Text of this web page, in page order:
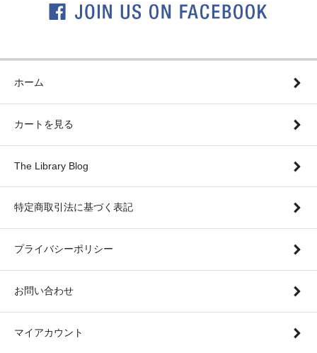
ホーム
カートを見る
The Library Blog
特定商取引法に基づく表記
プライバシーポリシー
お問い合わせ
マイアカウント